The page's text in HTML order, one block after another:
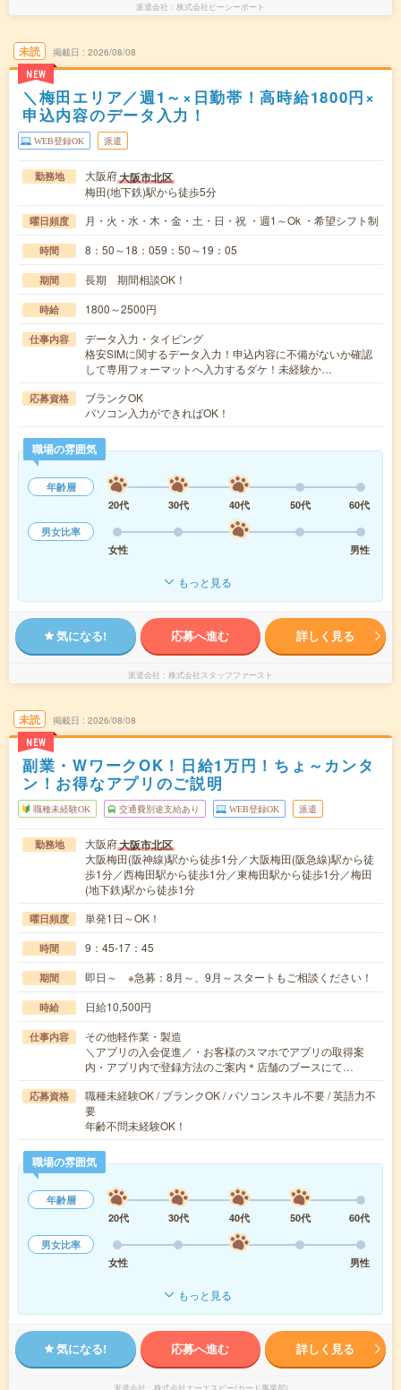
派遣会社 株式会社ピーシーポート
未読
NEW
掲載日 2026/08/08
＼梅田エリア／週1～×日勤帯！高時給1800円×
申込内容のデータ入力！
WEB登録OK 派遣
勤務地 大阪府大阪市北区
梅田(地下鉄)駅から徒歩5分
曜日頻度 月・火・水・木・金・土・日・祝 ・週1～Ok ・希望シフト制
時間 8：50～18：059：50～19：05
期間 長期 期間相談OK！
時給 1800～2500円
仕事内容
データ入力・タイピング
格安SIMに関するデータ入力！申込内容に不備がないか確認
して専用フォーマットへ入力するダケ！未経験か…
応募資格
ブランクOK
パソコン入力ができればOK！
職場の雰囲気
年齢層
20代
30代 40代 50代
60代
男女比率
女性
男性
もっと見る
気になる! 応募へ進む 詳しく見る
派遣会社 株式会社スタッフファースト
未読
NEW
掲載日 2026/08/08
副業・WワークOK！日給1万円！ちょ～カンタ
ン！お得なアプリのご説明
職種未経験OK 交通費別途支給あり WEB登録OK 派遣
勤務地 大阪府大阪市北区
大阪梅田(阪神線)駅から徒歩1分／大阪梅田(阪急線)駅から徒
歩1分／西梅田駅から徒歩1分／東梅田駅から徒歩1分／梅田
(地下鉄)駅から徒歩1分
曜日頻度 単発1日～OK！
時間 9：45-17：45
期間 即日～ ※急募：8月～、9月～スタートもご相談ください！
時給 日給10,500円
仕事内容
その他軽作業・製造
＼アプリの入会促進／・お客様のスマホでアプリの取得案
内・アプリ内で登録方法のご案内＊店舗のブースにて…
応募資格
職種未経験OK / ブランクOK / パソコンスキル不要 / 英語力不
要
年齢不問未経験OK！
職場の雰囲気
年齢層
20代
30代 40代 50代
60代
男女比率
女性
男性
もっと見る
気になる! 応募へ進む 詳しく見る
派遣会社 株式会社エーエスピー(カード事業部)